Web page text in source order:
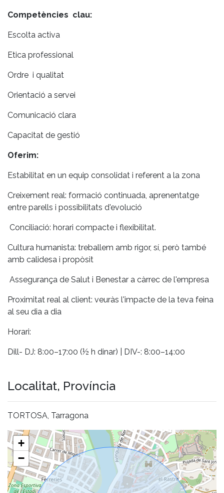
Competències clau:
Escolta activa
Etica professional
Ordre i qualitat
Orientació a servei
Comunicació clara
Capacitat de gestió
Oferim:
Estabilitat en un equip consolidat i referent a la zona
Creixement real: formació continuada, aprenentatge
entre parells i possibilitats d'evolució
Conciliació: horari compacte i flexibilitat.
Cultura humanista: treballem amb rigor, sí, però també
amb calidesa i propòsit
Assegurança de Salut i Benestar a càrrec de l'empresa
Proximitat real al client: veuràs l'impacte de la teva feina
al seu dia a dia
Horari:
Dill- DJ: 8:00–17:00 (½ h dinar) | DIV-: 8:00–14:00
Localitat, Província
TORTOSA, Tarragona
+
−